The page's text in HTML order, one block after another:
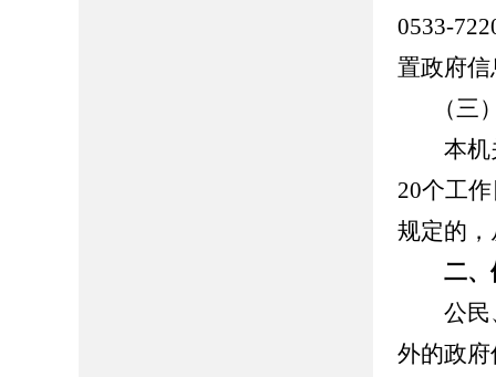
0533-
置政府
（三
本机关
20个工
规定的
二、
公民、
外的政